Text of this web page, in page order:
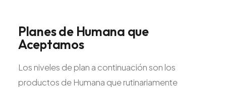
Planesde Humana que
Aceptamos
Los niveles de plan a continuación son los
productos de Humana que rutinariamente